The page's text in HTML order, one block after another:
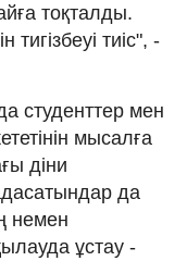
тоқталды.
тигізбеуі тиіс", -
студенттер мен
мысалға
діни
да
немен
ұстау -